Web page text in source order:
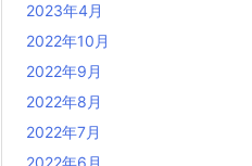
2023年4月
2022年10月
2022年9月
2022年8月
2022年7月